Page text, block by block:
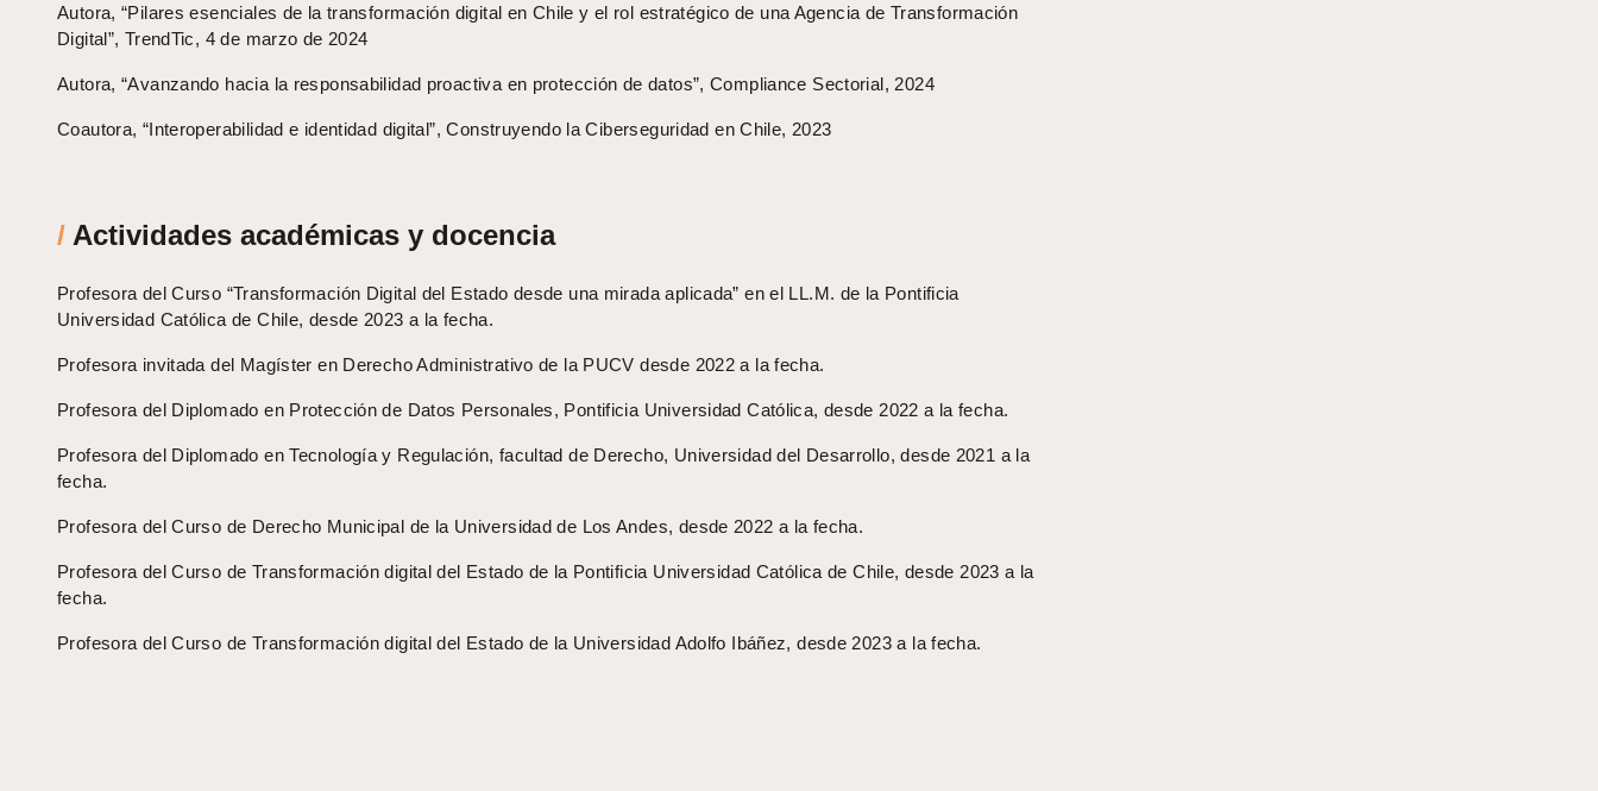
Autora, “Pilares esenciales de la transformación digital en Chile y el rol estratégico de una Agencia de Transformación
Digital”, TrendTic, 4 de marzo de 2024
Autora, “Avanzando hacia la responsabilidad proactiva en protección de datos”, Compliance Sectorial, 2024
Coautora, “Interoperabilidad e identidad digital”, Construyendo la Ciberseguridad en Chile, 2023
/ Actividades académicas y docencia
Profesora del Curso “Transformación Digital del Estado desde una mirada aplicada” en el LL.M. de la Pontificia
Universidad Católica de Chile, desde 2023 a la fecha.
Profesora invitada del Magíster en Derecho Administrativo de la PUCV desde 2022 a la fecha.
Profesora del Diplomado en Protección de Datos Personales, Pontificia Universidad Católica, desde 2022 a la fecha.
Profesora del Diplomado en Tecnología y Regulación, facultad de Derecho, Universidad del Desarrollo, desde 2021 a la
fecha.
Profesora del Curso de Derecho Municipal de la Universidad de Los Andes, desde 2022 a la fecha.
Profesora del Curso de Transformación digital del Estado de la Pontificia Universidad Católica de Chile, desde 2023 a la
fecha.
Profesora del Curso de Transformación digital del Estado de la Universidad Adolfo Ibáñez, desde 2023 a la fecha.